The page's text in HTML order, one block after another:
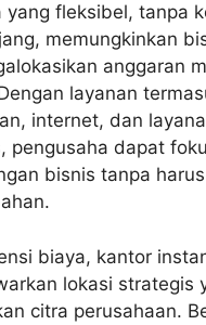
yang fleksibel, tanpa
memungkinkan
anggaran
layanan
internet, dan
pengusaha dapat
bisnis tanpa
biaya, kantor
lokasi strategis
citra perusahaan.